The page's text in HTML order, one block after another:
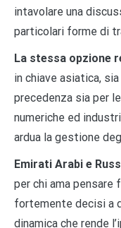
intavolare una
particolari forme di
La stessa opzione
in chiave asiatica,
precedenza sia per
numeriche ed
ardua la gestione
Emirati Arabi e
per chi ama pensare
fortemente decisi a
dinamica che rende